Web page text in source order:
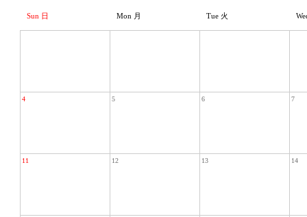
Sun 日 Mon 月 Tue 火
4 5 6 7
11 12 13 14